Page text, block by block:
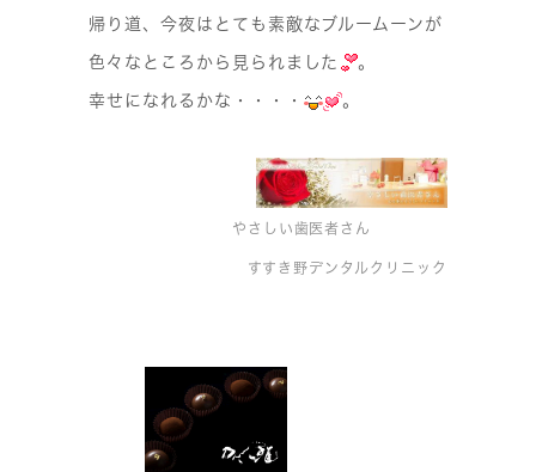
帰り道、今夜はとても素敵なブルームーンが
色々なところから見られました 。
幸せになれるかな・・・・ 。
やさしい歯医者さん
すすき野デンタルクリニック